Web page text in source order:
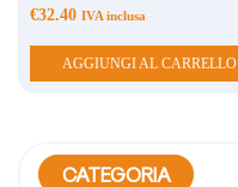
€32.40 IVA inclusa
AGGIUNGI AL CARRELLO
CATEGORIA